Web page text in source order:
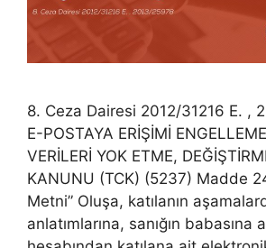
8. Ceza Dairesi 2012/31216 E. ,
E-POSTAYA ERİŞİMİ
VERİLERİ YOK ETME,
KANUNU (TCK) (5237) Madde
Metni” Oluşa, katılanın
anlatımlarına, sanığın babasına